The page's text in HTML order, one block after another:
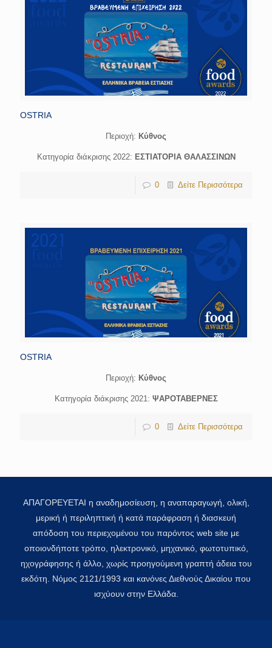
OSTRIA
Περιοχή: Κύθνος
Κατηγορία διάκρισης 2022: ΕΣΤΙΑΤΟΡΙΑ ΘΑΛΑΣΣΙΝΩΝ
0 Δείτε Περισσότερα
OSTRIA
Περιοχή: Κύθνος
Κατηγορία διάκρισης 2021: ΨΑΡΟΤΑΒΕΡΝΕΣ
0 Δείτε Περισσότερα
ΑΠΑΓΟΡΕΥΕΤΑΙ η αναδημοσίευση, η αναπαραγωγή, ολική,
μερική ή περιληπτική ή κατά παράφραση ή διασκευή
απόδοση του περιεχομένου του παρόντος web site με
οποιονδήποτε τρόπο, ηλεκτρονικό, μηχανικό, φωτοτυπικό,
ηχογράφησης ή άλλο, χωρίς προηγούμενη γραπτή άδεια του
εκδότη. Νόμος 2121/1993 και κανόνες Διεθνούς Δικαίου που
ισχύουν στην Ελλάδα.